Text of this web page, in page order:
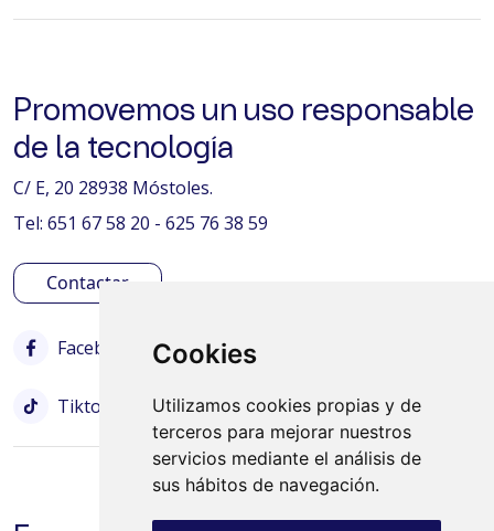
Cookies
Utilizamos cookies propias y de
terceros para mejorar nuestros
servicios mediante el análisis de
sus hábitos de navegación.
Promovemos un uso responsable
de la tecnología
C/ E, 20 28938 Móstoles.
Tel: 651 67 58 20 - 625 76 38 59
Contactar
Facebook Instagram
Tiktok Bluesky